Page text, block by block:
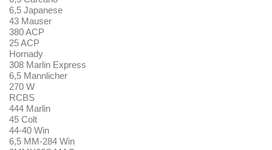
6,5 Japanese
43 Mauser
380 ACP
25 ACP
Hornady
308 Marlin Express
6,5 Mannlicher
270 W
RCBS
444 Marlin
45 Colt
44-40 Win
6,5 MM-284 Win